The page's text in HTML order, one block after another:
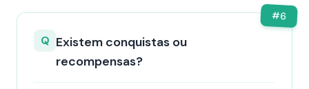
#6
Q Existem conquistas ou
recompensas?